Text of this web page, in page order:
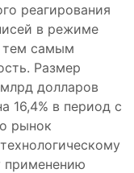
реагирования
в режиме
тем самым
Размер
долларов
16,4% в период с
рынок
применению